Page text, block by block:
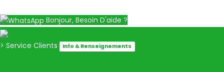
Bonjour, Besoin D'aide ?
> Service Clients Info & Renseignements